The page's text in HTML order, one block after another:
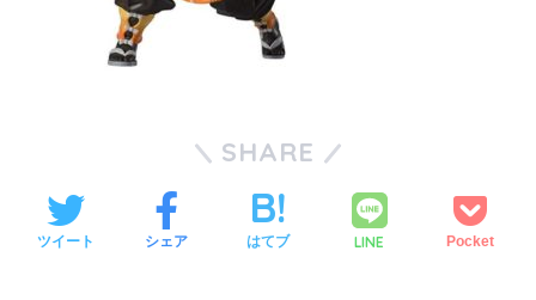
SHARE
ツイート シェア はてブ LINE Pocket